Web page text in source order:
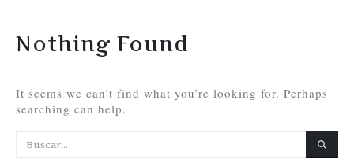
Nothing Found
It seems we can’t find what you’re looking for. Perhaps
searching can help.